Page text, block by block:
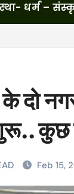
धर्म –
दो
कुछ
Feb 15,